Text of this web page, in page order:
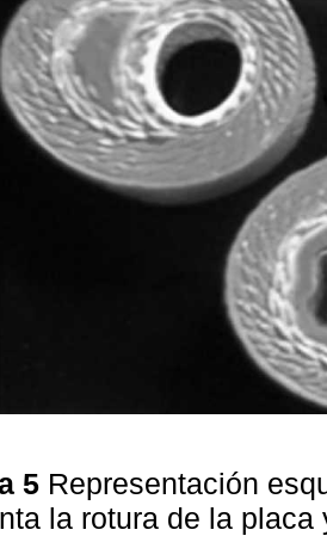
5 Representación
la rotura de la